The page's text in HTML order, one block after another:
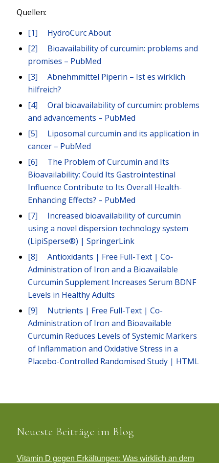
Quellen:
[1] HydroCurc About
[2] Bioavailability of curcumin: problems and
promises – PubMed
[3] Abnehmmittel Piperin – Ist es wirklich
hilfreich?
[4] Oral bioavailability of curcumin: problems
and advancements – PubMed
[5] Liposomal curcumin and its application in
cancer – PubMed
[6] The Problem of Curcumin and Its
Bioavailability: Could Its Gastrointestinal
Influence Contribute to Its Overall Health-
Enhancing Effects? – PubMed
[7] Increased bioavailability of curcumin
using a novel dispersion technology system
(LipiSperse®) | SpringerLink
[8] Antioxidants | Free Full-Text | Co-
Administration of Iron and a Bioavailable
Curcumin Supplement Increases Serum BDNF
Levels in Healthy Adults
[9] Nutrients | Free Full-Text | Co-
Administration of Iron and Bioavailable
Curcumin Reduces Levels of Systemic Markers
of Inflammation and Oxidative Stress in a
Placebo-Controlled Randomised Study | HTML
Neueste Beiträge im Blog
Vitamin D gegen Erkältungen: Was wirklich an dem